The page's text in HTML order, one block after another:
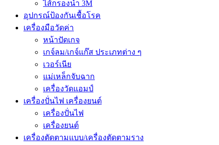
ไส้กรองน้ำ 3M
อุปกรณ์ป้องกันเชื้อโรค
เครื่องมือวัดค่า
หน้าปัดเกจ
เกจ์ลม/เกจ์แก๊ส ประเภทต่าง ๆ
เวอร์เนีย
แม่เหล็กจับฉาก
เครื่องวัดแอมป์
เครื่องปั่นไฟ เครื่องยนต์
เครื่องปั่นไฟ
เครื่องยนต์
เครื่องตัดตามแบบ/เครื่องตัดตามราง